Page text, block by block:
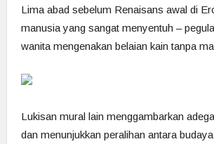
Lima abad sebelum Renaisans awal di
manusia yang sangat menyentuh –
wanita mengenakan belaian kain tanpa
Lukisan mural lain menggambarkan
dan menunjukkan peralihan antara